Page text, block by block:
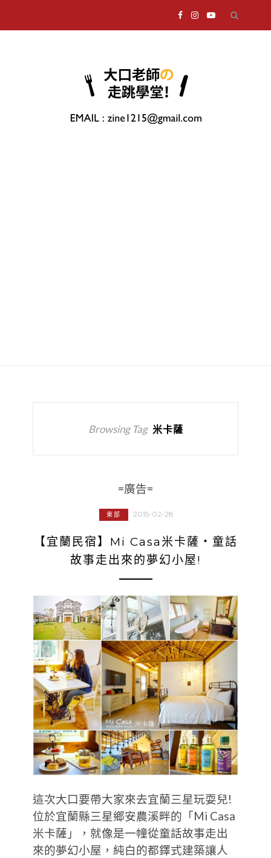
Browsing Tag 米卡薩
=廣告=
東部 2015-02-28
【宜蘭民宿】Mi Casa米卡薩‧童話
故事走出來的夢幻小屋!
這次大口要帶大家來去宜蘭三星玩耍兒!
位於宜蘭縣三星鄉安農溪畔的「Mi Casa
米卡薩」，就像是一幢從童話故事走出
來的夢幻小屋，純白的都鐸式建築讓人